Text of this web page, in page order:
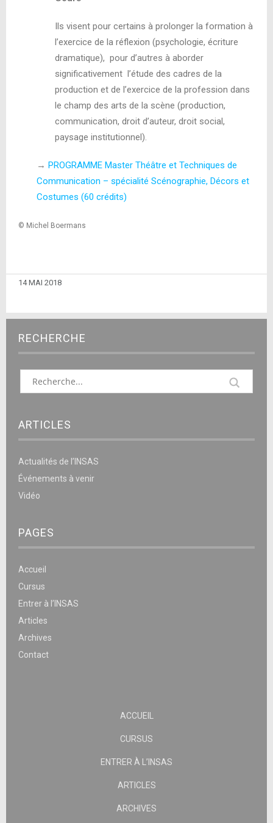
Ils visent pour certains à prolonger la formation à
l’exercice de la réflexion (psychologie, écriture
dramatique), pour d’autres à aborder
significativement l’étude des cadres de la
production et de l’exercice de la profession dans
le champ des arts de la scène (production,
communication, droit d’auteur, droit social,
paysage institutionnel).
→ PROGRAMME Master Théâtre et Techniques de
Communication – spécialité Scénographie, Décors et
Costumes (60 crédits)
© Michel Boermans
14 MAI 2018
RECHERCHE
ARTICLES
Actualités de l’INSAS
Événements à venir
Vidéo
PAGES
Accueil
Cursus
Entrer à l’INSAS
Articles
Archives
Contact
ACCUEIL
CURSUS
ENTRER À L’INSAS
ARTICLES
ARCHIVES